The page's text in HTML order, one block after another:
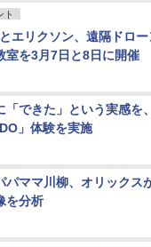
ト
エリクソン、遠隔ドロー
室を3月7日と8日に開催
「できた」という実感を
」体験を実施
パママ川柳、オリックス
を分析